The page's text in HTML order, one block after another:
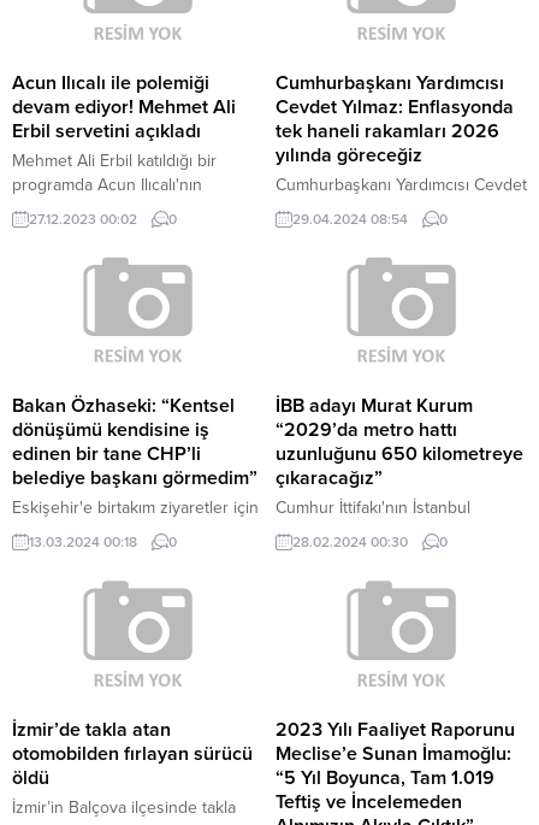
Acun Ilıcalı ile polemiği
devam ediyor! Mehmet Ali
Erbil servetini açıkladı
Mehmet Ali Erbil katıldığı bir
programda Acun Ilıcalı'nın
muhabirlikten kanal sahibi olmaya
nasıl bu kadar hızlı geldiğini
sorguladığı açıklamalarıyla çok
konuşulmuştu. Ilıcalı ise Erbil'in
söylediklerine sert sözlerle cevap
vermişti. Ünlü şovmen, dün
katıldığı bir programda Ilıcalı ile
hiçbir yapımcının Ilıcalı'nın mal
varlığına sahip olmadığını
söyleyen Erbil,...
27.12.2023 00:02 0
Cumhurbaşkanı Yardımcısı
Cevdet Yılmaz: Enflasyonda
tek haneli rakamları 2026
yılında göreceğiz
Cumhurbaşkanı Yardımcısı Cevdet
Yılmaz, enflasyonla mücadeleye
ilişkin, ''Gelecek yıl yüzde 20'nin
altını hedefliyoruz, 2026'da ise
tek haneli rakamlara yeniden
dönecek ülkemiz. Bunun planını
programını yapmış durumdayız.''
29.04.2024 08:54 0
Bakan Özhaseki: “Kentsel
dönüşümü kendisine iş
edinen bir tane CHP’li
belediye başkanı görmedim”
Eskişehir'e birtakım ziyaretler için
gelen Çevre, Şehircilik ve İklim
Değişikliği Bakanı Mehmet
Özhaseki, "Ben şu ana kadar
kentsel dönüşümü kendisine iş
edinen bir tane CHP'li belediye
başkanı görmedim" dedi.
13.03.2024 00:18 0
İBB adayı Murat Kurum
“2029’da metro hattı
uzunluğunu 650 kilometreye
çıkaracağız”
Cumhur İttifakı'nın İstanbul
Büyükşehir Belediye Başkan
Adayı Murat Kurum ulaşım
projelerini açıkladı.
28.02.2024 00:30 0
İzmir’de takla atan
otomobilden fırlayan sürücü
öldü
İzmir’in Balçova ilçesinde takla
2023 Yılı Faaliyet Raporunu
Meclise’e Sunan İmamoğlu:
“5 Yıl Boyunca, Tam 1.019
Teftiş ve İncelemeden